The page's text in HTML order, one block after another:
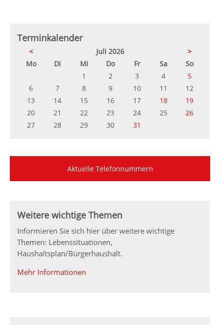
Terminkalender
< Juli 2026
>
Montag Di enstagMittwochDonnerstag
Freitag SamstagSonntag
1
2 3 4
5
6
7 8 9 10 11
12
13
14 15 16 17 18
19
20
21 22 23 24 25
26
27
28 29 30 31
Aktuelle Telefonnummern
Weitere wichtige Themen
Informieren Sie sich hier über weitere wichtige
Themen: Lebenssituationen,
Haushaltsplan/Bürgerhaushalt.
Mehr Informationen